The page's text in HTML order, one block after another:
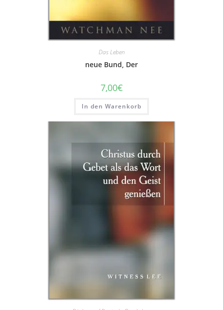
Das Leben
neue Bund, Der
7,00€
In den Warenkorb